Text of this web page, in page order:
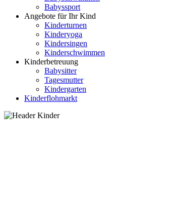
Babyssport
Angebote für Ihr Kind
Kinderturnen
Kinderyoga
Kindersingen
Kinderschwimmen
Kinderbetreuung
Babysitter
Tagesmutter
Kindergarten
Kinderflohmarkt